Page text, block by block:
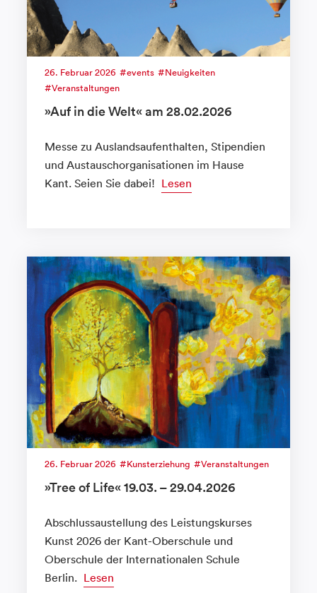
26. Februar 2026 events
Neuigkeiten
Veranstaltungen
»Auf in die Welt« am 28.02.2026
Messe zu Auslandsaufenthalten, Stipendien
und Austauschorganisationen im Hause
Kant. Seien Sie dabei! Lesen
26. Februar 2026 Kunsterziehung Veranstaltungen
»Tree of Life« 19.03. – 29.04.2026
Abschlussaustellung des Leistungskurses
Kunst 2026 der Kant-Oberschule und
Oberschule der Internationalen Schule
Berlin. Lesen